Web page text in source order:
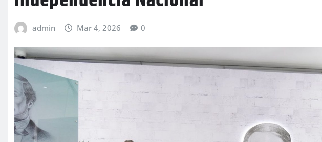
admin Mar 4, 2026 0